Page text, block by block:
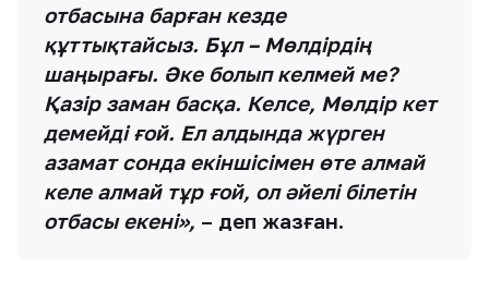
отбасына барған кезде
құттықтайсыз. Бұл – Мөлдірдің
шаңырағы. Әке болып келмей ме?
Қазір заман басқа. Келсе, Мөлдір кет
демейді ғой. Ел алдында жүрген
азамат сонда екіншісімен өте алмай
келе алмай тұр ғой, ол әйелі білетін
отбасы екені», – деп жазған.